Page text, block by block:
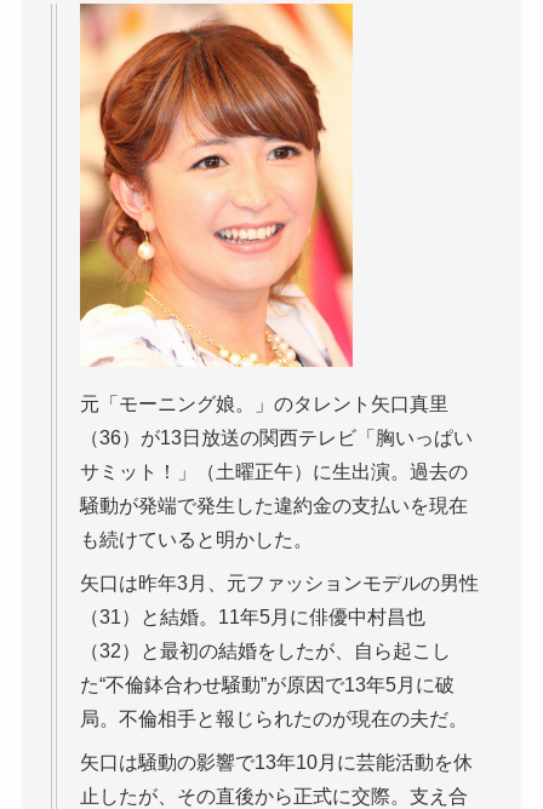
元「モーニング娘。」のタレント矢口真里
（36）が13日放送の関西テレビ「胸いっぱい
サミット！」（土曜正午）に生出演。過去の
騒動が発端で発生した違約金の支払いを現在
も続けていると明かした。
矢口は昨年3月、元ファッションモデルの男性
（31）と結婚。11年5月に俳優中村昌也
（32）と最初の結婚をしたが、自ら起こし
た“不倫鉢合わせ騒動”が原因で13年5月に破
局。不倫相手と報じられたのが現在の夫だ。
矢口は騒動の影響で13年10月に芸能活動を休
止したが、その直後から正式に交際。支え合